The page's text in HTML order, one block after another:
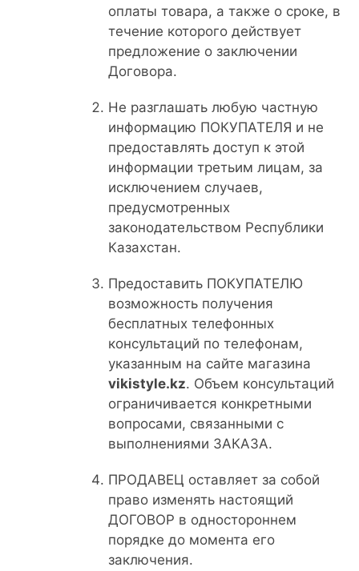
оплаты товара, а также о сроке, в
течение которого действует
предложение о заключении
Договора.
Не разглашать любую частную
информацию ПОКУПАТЕЛЯ и не
предоставлять доступ к этой
информации третьим лицам, за
исключением случаев,
предусмотренных
законодательством Республики
Казахстан.
Предоставить ПОКУПАТЕЛЮ
возможность получения
бесплатных телефонных
консультаций по телефонам,
указанным на сайте магазина
vikistyle.kz. Объем консультаций
ограничивается конкретными
вопросами, связанными с
выполнениями ЗАКАЗА.
ПРОДАВЕЦ оставляет за собой
право изменять настоящий
ДОГОВОР в одностороннем
порядке до момента его
заключения.